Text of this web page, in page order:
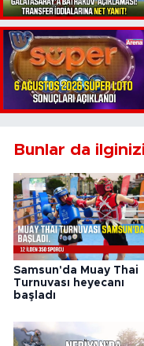
Bunlar da
Samsun'da Muay Thai
Turnuvası heyecanı
başladı